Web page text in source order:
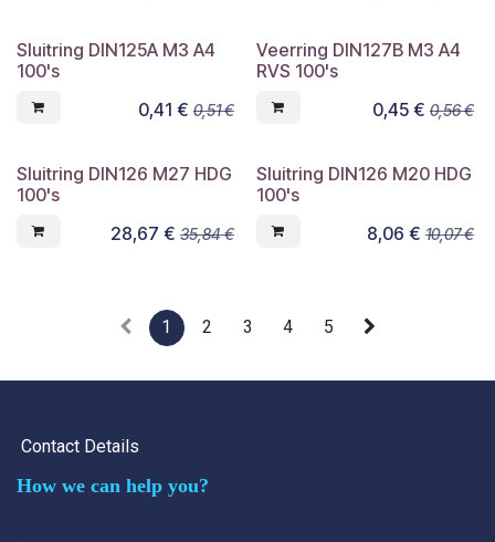
Sluitring DIN125A M3 A4
100's
0,41 € 0,51€
Veerring DIN127B M3 A4
RVS 100's
0,45€ 0,56€
Sluitring DIN126 M27 HDG
100's
28,67 € 35,84€
Sluitring DIN126 M20 HDG
100's
8,06 € 10,07€
1 2 3 4 5
Contact Details
How we can help you?